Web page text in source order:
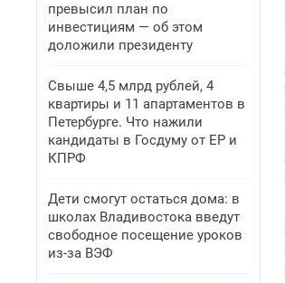
превысил план по
инвестициям — об этом
доложили президенту
Свыше 4,5 млрд рублей, 4
квартиры и 11 апартаментов в
Петербурге. Что нажили
кандидаты в Госдуму от ЕР и
КПРФ
Дети смогут остаться дома: в
школах Владивостока введут
свободное посещение уроков
из-за ВЭФ